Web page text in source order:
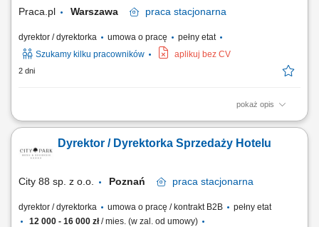
Praca.pl Warszawa praca stacjonarna
dyrektor / dyrektorka umowa o pracę
pełny etat
Szukamy kilku pracowników
aplikuj bez CV
2 dni
pokaż opis
Opis stanowiska Odpowiedzialność za rozwój biznesu w obszarze
instytucjonalnymi oraz partnerami biznesowymi. Realizacja strategii
sprzedażowej i zwiększanie wartości aktywów powierzonych produktów.
Dyrektor / Dyrektorka Sprzedaży Hotelu
City 88 sp. z o.o. Poznań praca stacjonarna
dyrektor / dyrektorka umowa o pracę / kontrakt B2B
pełny etat
12 000 - 16 000 zł/ mies. (w zal. od umowy)